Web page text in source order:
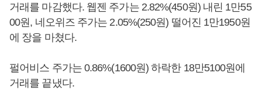
거래를 마감했다. 웹젠 주가는 2.82%(450원) 내린 1만55
00원, 네오위즈 주가는 2.05%(250원) 떨어진 1만1950원
에 장을 마쳤다.
펄어비스 주가는 0.86%(1600원) 하락한 18만5100원에
거래를 끝냈다.